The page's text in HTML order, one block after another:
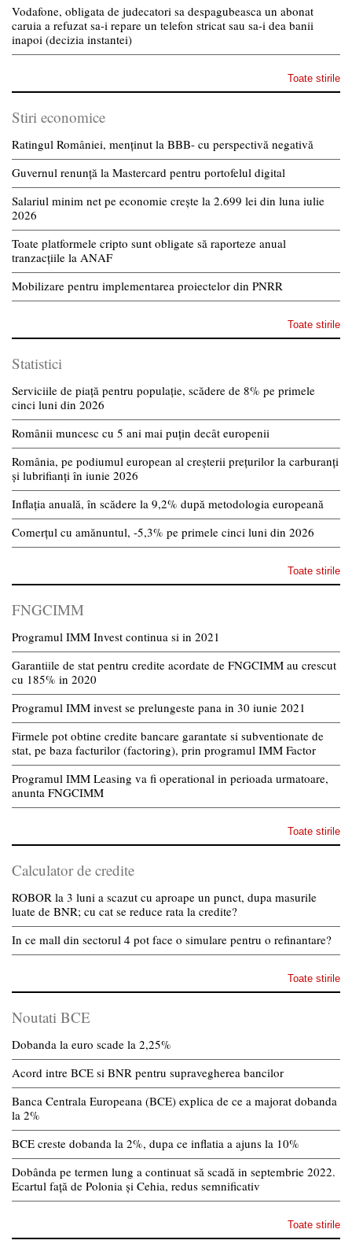
Vodafone, obligata de judecatori sa despagubeasca un abonat
caruia a refuzat sa-i repare un telefon stricat sau sa-i dea banii
inapoi (decizia instantei)
Toate stirile
Stiri economice
Ratingul României, menținut la BBB- cu perspectivă negativă
Guvernul renunță la Mastercard pentru portofelul digital
Salariul minim net pe economie crește la 2.699 lei din luna iulie
2026
Toate platformele cripto sunt obligate să raporteze anual
tranzacțiile la ANAF
Mobilizare pentru implementarea proiectelor din PNRR
Toate stirile
Statistici
Serviciile de piață pentru populație, scădere de 8% pe primele
cinci luni din 2026
Românii muncesc cu 5 ani mai puțin decât europenii
România, pe podiumul european al creșterii prețurilor la carburanți
și lubrifianți în iunie 2026
Inflația anuală, în scădere la 9,2% după metodologia europeană
Comerțul cu amănuntul, -5,3% pe primele cinci luni din 2026
Toate stirile
FNGCIMM
Programul IMM Invest continua si in 2021
Garantiile de stat pentru credite acordate de FNGCIMM au crescut
cu 185% in 2020
Programul IMM invest se prelungeste pana in 30 iunie 2021
Firmele pot obtine credite bancare garantate si subventionate de
stat, pe baza facturilor (factoring), prin programul IMM Factor
Programul IMM Leasing va fi operational in perioada urmatoare,
anunta FNGCIMM
Toate stirile
Calculator de credite
ROBOR la 3 luni a scazut cu aproape un punct, dupa masurile
luate de BNR; cu cat se reduce rata la credite?
In ce mall din sectorul 4 pot face o simulare pentru o refinantare?
Toate stirile
Noutati BCE
Dobanda la euro scade la 2,25%
Acord intre BCE si BNR pentru supravegherea bancilor
Banca Centrala Europeana (BCE) explica de ce a majorat dobanda
la 2%
BCE creste dobanda la 2%, dupa ce inflatia a ajuns la 10%
Dobânda pe termen lung a continuat să scadă in septembrie 2022.
Ecartul față de Polonia și Cehia, redus semnificativ
Toate stirile